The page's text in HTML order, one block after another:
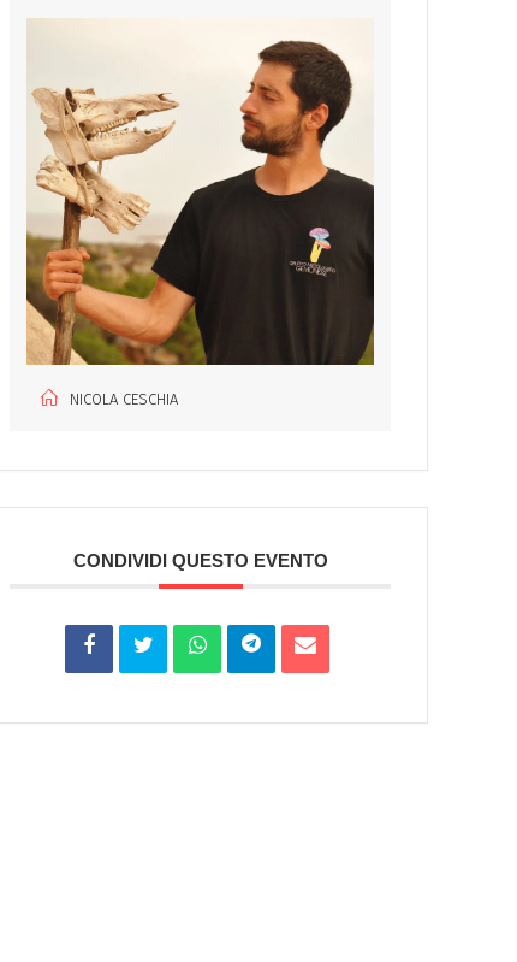
NICOLA CESCHIA
CONDIVIDI QUESTO EVENTO